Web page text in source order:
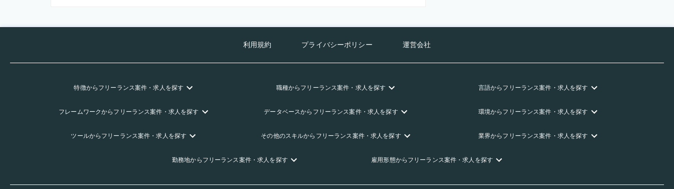
利用規約 プライバシーポリシー 運営会社
特徴からフリーランス案件・求人を探す 職種からフリーランス案件・求人を探す 言語からフリーランス案件・求人を探す
フレームワークからフリーランス案件・求人を探す データベースからフリーランス案件・求人を探す 環境からフリーランス案件・求人を探す
ツールからフリーランス案件・求人を探す その他のスキルからフリーランス案件・求人を探す 業界からフリーランス案件・求人を探す
勤務地からフリーランス案件・求人を探す 雇用形態からフリーランス案件・求人を探す